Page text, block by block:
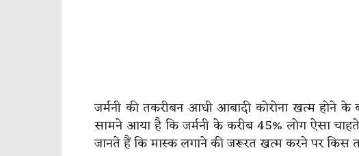
जर्मनी की तकरीबन आधी आबादी कोरोना खत्म होने के
सामने आया है कि जर्मनी के करीब 45% लोग ऐसा
जानते हैं कि मास्क लगाने की जरूरत खत्म करने पर